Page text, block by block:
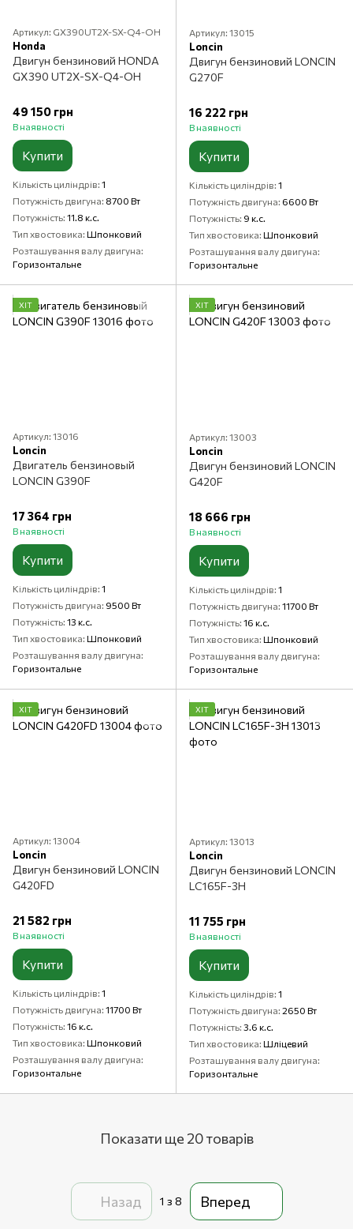
Артикул: GX390UT2X-SX-Q4-OH
Honda
Двигун бензиновий HONDA
GX390 UT2X-SX-Q4-OH
49 150 грн
В наявності
Купити
Кількість циліндрів 1
Потужність двигуна 8700 Вт
Потужність 11.8 к.с.
Тип хвостовика Шпонковий
Розташування валу двигуна
Горизонтальне
Артикул: 13015
Loncin
Двигун бензиновий LONCIN
G270F
16 222 грн
В наявності
Купити
Кількість циліндрів 1
Потужність двигуна 6600 Вт
Потужність 9 к.с.
Тип хвостовика Шпонковий
Розташування валу двигуна
Горизонтальне
ХІТ
Артикул: 13016
Loncin
Двигатель бензиновый
LONCIN G390F
17 364 грн
В наявності
Купити
Кількість циліндрів 1
Потужність двигуна 9500 Вт
Потужність 13 к.с.
Тип хвостовика Шпонковий
Розташування валу двигуна
Горизонтальне
ХІТ
Артикул: 13003
Loncin
Двигун бензиновий LONCIN
G420F
18 666 грн
В наявності
Купити
Кількість циліндрів 1
Потужність двигуна 11700 Вт
Потужність 16 к.с.
Тип хвостовика Шпонковий
Розташування валу двигуна
Горизонтальне
ХІТ
Артикул: 13004
Loncin
Двигун бензиновий LONCIN
G420FD
21 582 грн
В наявності
Купити
Кількість циліндрів 1
Потужність двигуна 11700 Вт
Потужність 16 к.с.
Тип хвостовика Шпонковий
Розташування валу двигуна
Горизонтальне
ХІТ
Артикул: 13013
Loncin
Двигун бензиновий LONCIN
LC165F-3Н
11 755 грн
В наявності
Купити
Кількість циліндрів 1
Потужність двигуна 2650 Вт
Потужність 3.6 к.с.
Тип хвостовика Шліцевий
Розташування валу двигуна
Горизонтальне
Показати ще 20 товарів
Назад 1 з 8 Вперед